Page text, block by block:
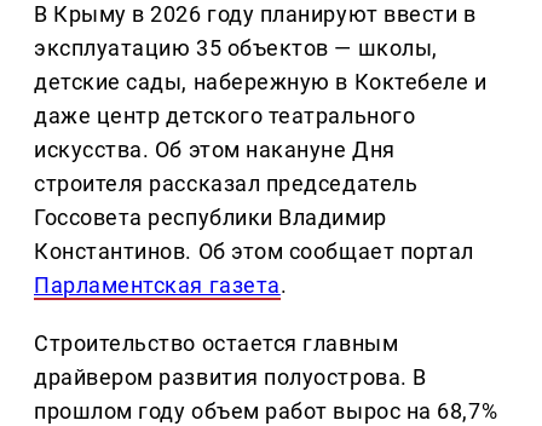
В Крыму в 2026 году планируют ввести в
эксплуатацию 35 объектов — школы,
детские сады, набережную в Коктебеле и
даже центр детского театрального
искусства. Об этом накануне Дня
строителя рассказал председатель
Госсовета республики Владимир
Константинов. Об этом сообщает портал
Парламентская газета.
Строительство остается главным
драйвером развития полуострова. В
прошлом году объем работ вырос на 68,7%